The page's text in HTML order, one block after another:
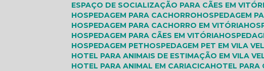
ESPAÇO DE SOCIALIZAÇÃO PARA CÃES EM
HOSPEDAGEM PARA CACHORRO
HOSPEDAGEM
HOSPEDAGEM PARA CACHORRO EM VITÓRIA
HOSPEDAGEM PARA CÃES EM VITÓRIA
HOSPEDAGEM PET
HOSPEDAGEM PET EM VILA
HOTEL PARA ANIMAIS DE ESTIMAÇÃO EM VILA
HOTEL PARA ANIMAL EM CARIACICA
HOTEL